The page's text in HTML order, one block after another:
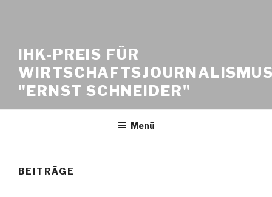
IHK-PREIS FÜR
"ERNST SCHNEIDER"
Menü
BEITRÄGE